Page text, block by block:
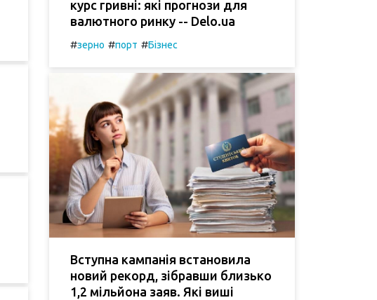
курс гривні: які прогнози для
валютного ринку -- Delo.ua
#зерно #порт #Бізнес
Вступна кампанія встановила
новий рекорд, зібравши близько
1,2 мільйона заяв. Які виші